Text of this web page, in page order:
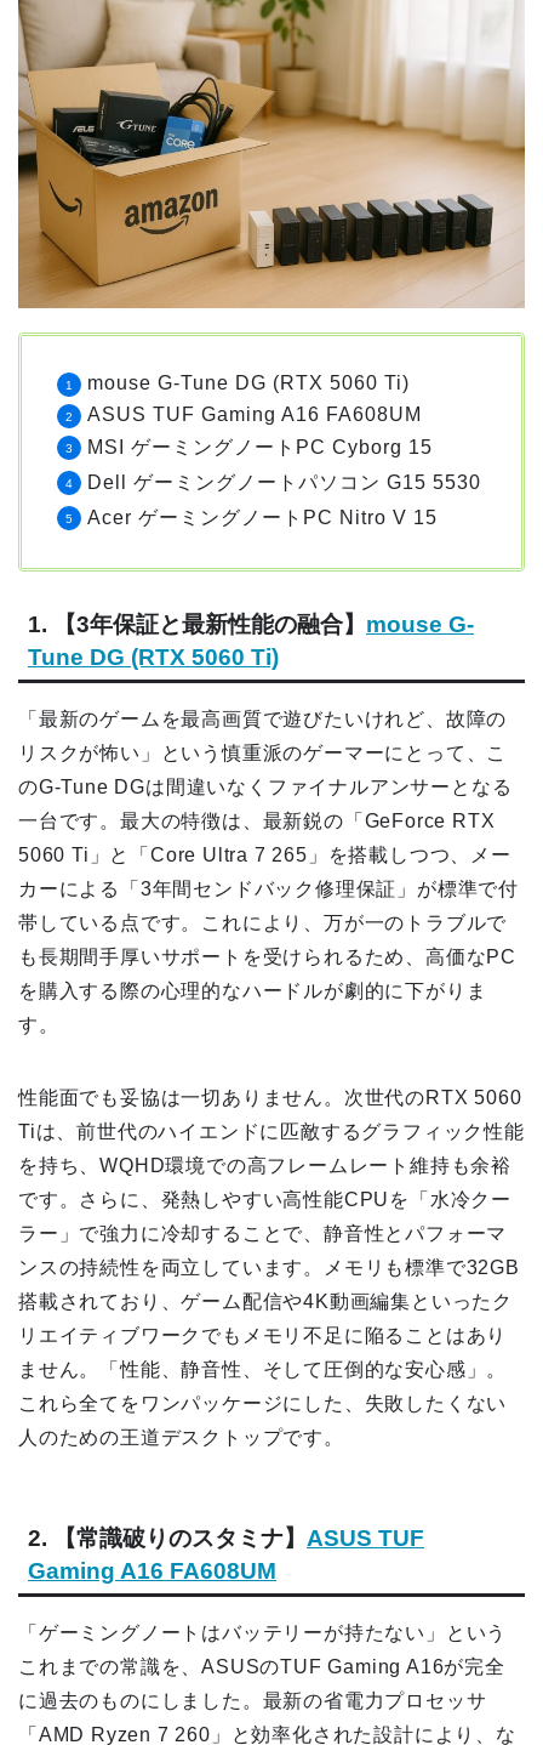
mouse G-Tune DG (RTX 5060 Ti)
ASUS TUF Gaming A16 FA608UM
MSI ゲーミングノートPC Cyborg 15
Dell ゲーミングノートパソコン G15 5530
Acer ゲーミングノートPC Nitro V 15
1. 【3年保証と最新性能の融合】 mouse G-
Tune DG (RTX 5060 Ti)
「最新のゲームを最高画質で遊びたいけれど、故障の
リスクが怖い」という慎重派のゲーマーにとって、こ
のG-Tune DGは間違いなくファイナルアンサーとなる
一台です。最大の特徴は、最新鋭の「GeForce RTX
5060 Ti」と「Core Ultra 7 265」を搭載しつつ、メー
カーによる「3年間センドバック修理保証」が標準で付
帯している点です。これにより、万が一のトラブルで
も長期間手厚いサポートを受けられるため、高価なPC
を購入する際の心理的なハードルが劇的に下がりま
す。
性能面でも妥協は一切ありません。次世代のRTX 5060
Tiは、前世代のハイエンドに匹敵するグラフィック性能
を持ち、WQHD環境での高フレームレート維持も余裕
です。さらに、発熱しやすい高性能CPUを「水冷クー
ラー」で強力に冷却することで、静音性とパフォーマ
ンスの持続性を両立しています。メモリも標準で32GB
搭載されており、ゲーム配信や4K動画編集といったク
リエイティブワークでもメモリ不足に陥ることはあり
ません。「性能、静音性、そして圧倒的な安心感」。
これら全てをワンパッケージにした、失敗したくない
人のための王道デスクトップです。
2. 【常識破りのスタミナ】 ASUS TUF
Gaming A16 FA608UM
「ゲーミングノートはバッテリーが持たない」という
これまでの常識を、ASUSのTUF Gaming A16が完全
に過去のものにしました。最新の省電力プロセッサ
「AMD Ryzen 7 260」と効率化された設計により、な